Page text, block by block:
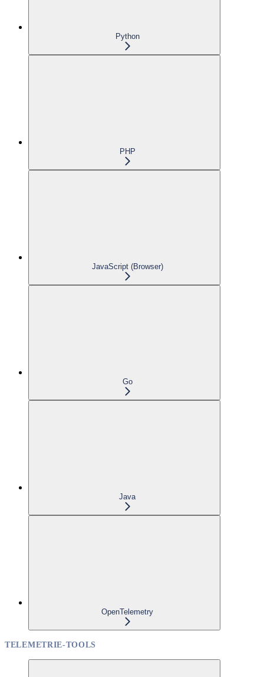
Python
PHP
JavaScript (Browser)
Go
Java
OpenTelemetry
TELEMETRIE-TOOLS